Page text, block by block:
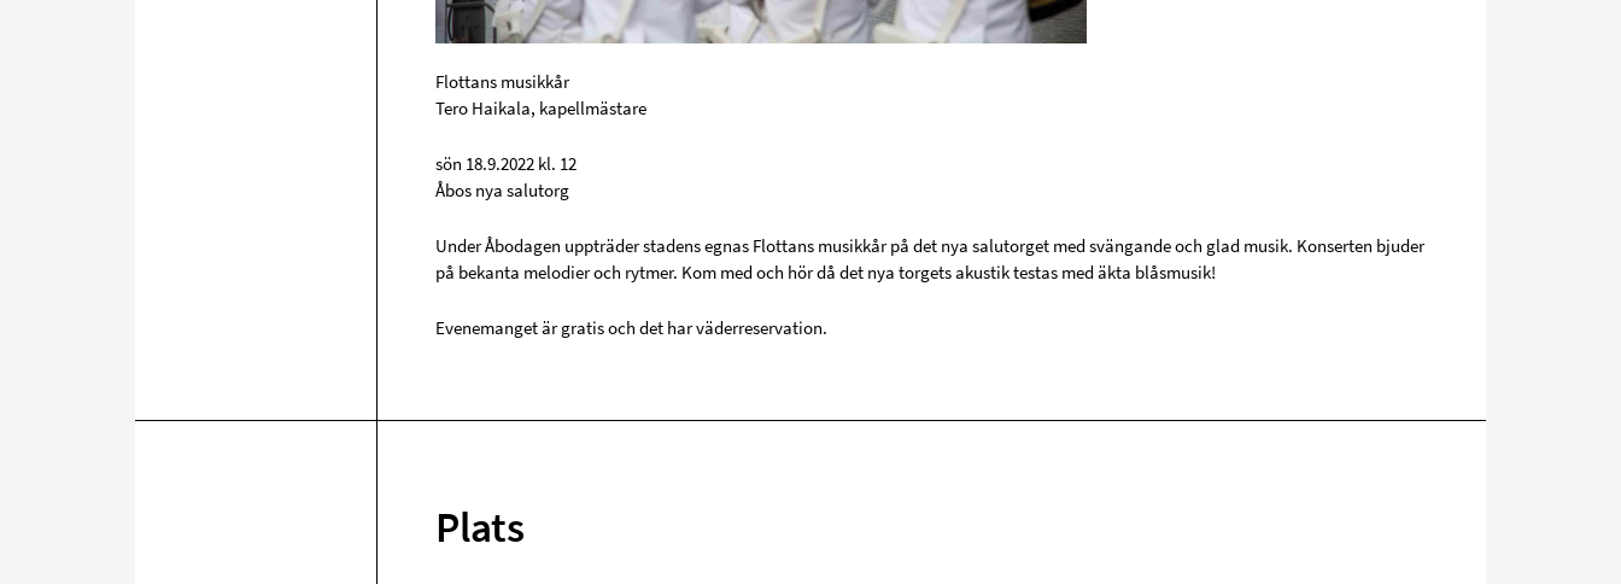
Flottans musikkår
Tero Haikala, kapellmästare
sön 18.9.2022 kl. 12
Åbos nya salutorg
Under Åbodagen uppträder stadens egnas Flottans musikkår på det nya salutorget med svängande och glad musik. Konserten bjuder
på bekanta melodier och rytmer. Kom med och hör då det nya torgets akustik testas med äkta blåsmusik!
Evenemanget är gratis och det har väderreservation.
Plats